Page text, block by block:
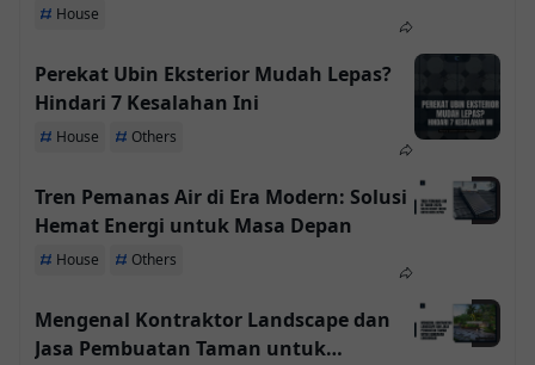
House
Perekat Ubin Eksterior Mudah Lepas?
Hindari 7 Kesalahan Ini
House Others
Tren Pemanas Air di Era Modern: Solusi
Hemat Energi untuk Masa Depan
House Others
Mengenal Kontraktor Landscape dan
Jasa Pembuatan Taman untuk